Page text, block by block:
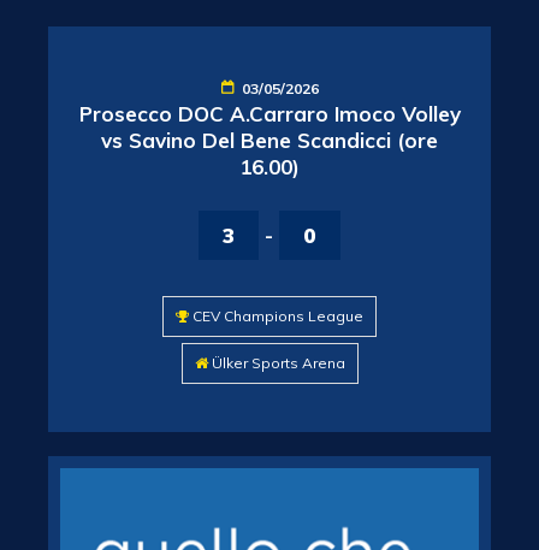
03/05/2026
Prosecco DOC A.Carraro Imoco Volley
vs Savino Del Bene Scandicci (ore
16.00)
3 - 0
CEV Champions League
Ülker Sports Arena